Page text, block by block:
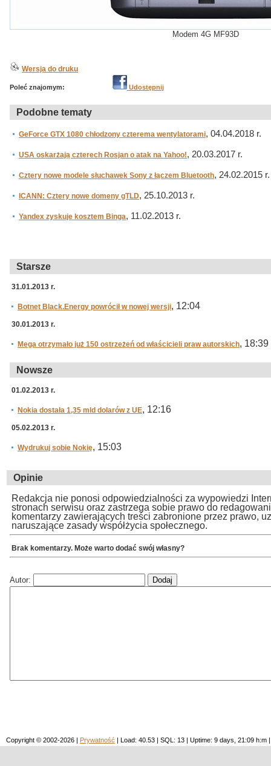
Modem 4G MF93D
Wersja do druku
Poleć znajomym: Udostępnij
Podobne tematy
GeForce GTX 1080 chłodzony czterema wentylatorami, 04.04.2018 r.
USA oskarżają czterech Rosjan o atak na Yahoo!, 20.03.2017 r.
Cztery nowe modele słuchawek Sony z łączem Bluetooth, 24.02.2015 r.
ICANN: Cztery nowe domeny gTLD, 25.10.2013 r.
Yandex zyskuje kosztem Binga, 11.02.2013 r.
Starsze
31.01.2013 r.
Botnet Black.Energy powrócił w nowej wersji, 12:04
30.01.2013 r.
Mega otrzymało już 150 ostrzeżeń od właścicieli praw autorskich, 18:39
Nowsze
01.02.2013 r.
Nokia dostała 1,35 mld dolarów z UE, 12:16
05.02.2013 r.
Wydrukuj sobie Nokię, 15:03
Opinie
Redakcja nie ponosi odpowiedzialności za wypowiedzi
stronach serwisu oraz zastrzega sobie prawo do
komentarzy zawierających treści zabronione przez prawo,
naruszające zasady współżycia społecznego.
Brak komentarzy. Może warto dodać swój własny?
Autor:
Copyright © 2002-2026 | Prywatność | Load: 40.53 | SQL: 13 | Uptime: 9 days, 21:09